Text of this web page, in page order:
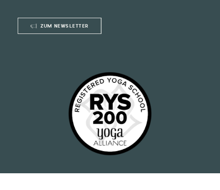
ZUM NEWSLETTER